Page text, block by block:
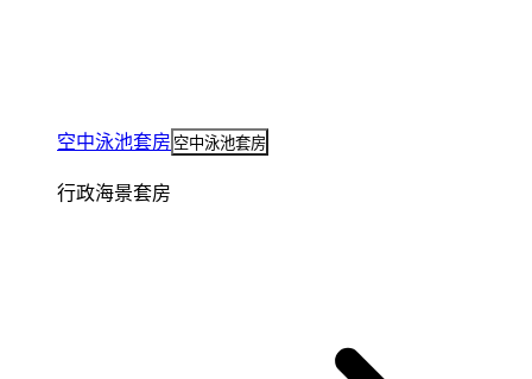
空中泳池套房 空中泳池套房
行政海景套房